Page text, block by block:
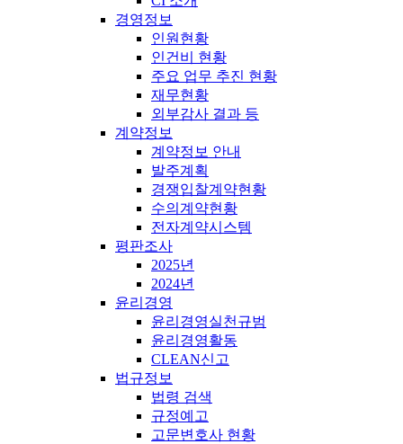
경영정보
인원현황
인건비 현황
주요 업무 추진 현황
재무현황
외부감사 결과 등
계약정보
계약정보 안내
발주계획
경쟁입찰계약현황
수의계약현황
전자계약시스템
평판조사
2025년
2024년
윤리경영
윤리경영실천규범
윤리경영활동
CLEAN신고
법규정보
법령 검색
규정예고
고문변호사 현황